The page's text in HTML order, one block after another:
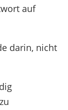
auf
darin, nicht